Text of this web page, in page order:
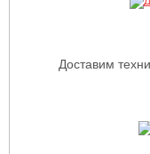
Доставим